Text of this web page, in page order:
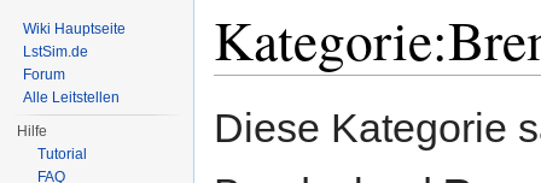
Diese Kategorie
Wiki Hauptseite
LstSim.de
Forum
Alle Leitstellen
Hilfe
Tutorial
FAQ